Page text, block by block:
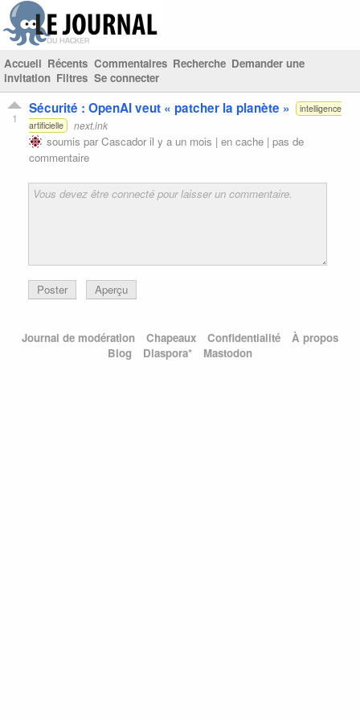
Accueil Récents Commentaires Recherche Demander une
invitation Filtres Se connecter
1
Sécurité : OpenAI veut « patcher la planète »
intelligence
artificielle
next.ink
soumis parCascadoril y a un mois | en cache | pas de
commentaire
Poster Aperçu
Journal de modération Chapeaux Confidentialité
À propos
Blog
Diaspora* Mastodon